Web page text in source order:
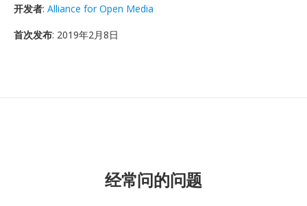
开发者: Alliance for Open Media
首次发布: 2019年2月8日
经常问的问题